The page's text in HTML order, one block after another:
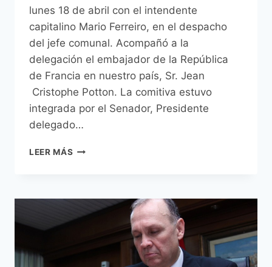
lunes 18 de abril con el intendente
capitalino Mario Ferreiro, en el despacho
del jefe comunal. Acompañó a la
delegación el embajador de la República
de Francia en nuestro país, Sr. Jean
Cristophe Potton. La comitiva estuvo
integrada por el Senador, Presidente
delegado…
LEER MÁS PARLAMENTARIOS
CON
INTENDENTE